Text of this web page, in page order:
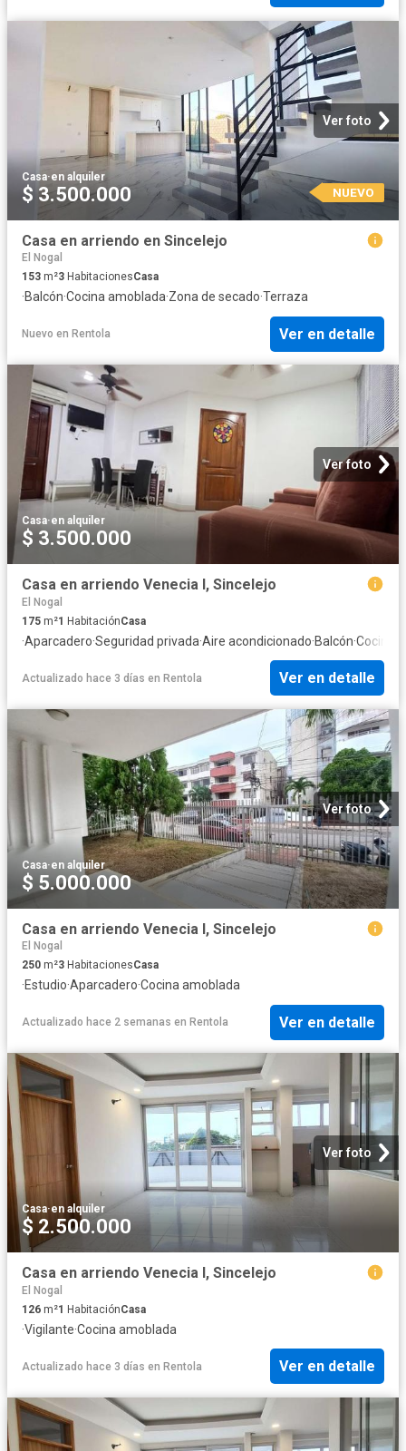
Ver foto
Casa·en alquiler
$ 3.500.000 NUEVO
Casa en arriendo en Sincelejo
El Nogal
153 m²3 HabitacionesCasa
·Balcón·Cocina amoblada·Zona de secado·Terraza
Nuevo en Rentola Ver en detalle
Ver foto
Casa·en alquiler
$ 3.500.000
Casa en arriendo Venecia I, Sincelejo
El Nogal
175 m²1 HabitaciónCasa
·Aparcadero·Seguridad privada·Aire acondicionado·Balcón·Cocina
Actualizado hace 3 días en Rentola Ver en detalle
Ver foto
Casa·en alquiler
$ 5.000.000
Casa en arriendo Venecia I, Sincelejo
El Nogal
250 m²3 HabitacionesCasa
·Estudio·Aparcadero·Cocina amoblada
Actualizado hace 2 semanas en Rentola Ver en detalle
Ver foto
Casa·en alquiler
$ 2.500.000
Casa en arriendo Venecia I, Sincelejo
El Nogal
126 m²1 HabitaciónCasa
·Vigilante·Cocina amoblada
Actualizado hace 3 días en Rentola Ver en detalle